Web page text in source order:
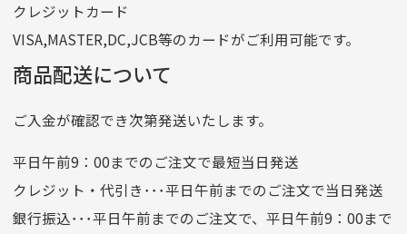
他銀行から
店名
四七八（読みヨンナナハチ）
店番
478
預金種目
普通預金
口座番号
0776226
口座名義
株式会社一条
クレジットカード
VISA,MASTER,DC,JCB等のカードがご利用可能です。
商品配送について
ご入金が確認でき次第発送いたします。
平日午前9：00までのご注文で最短当日発送
クレジット・代引き･･･平日午前までのご注文で当日発送
銀行振込･･･平日午前までのご注文で、平日午前9：00まで